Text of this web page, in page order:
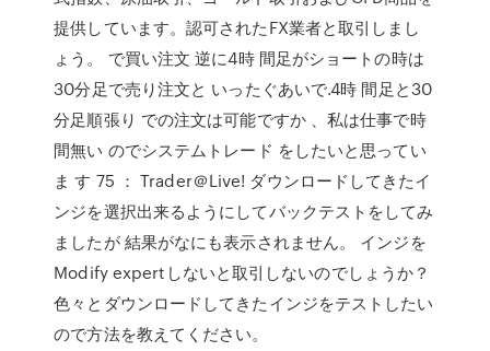
提供しています。認可されたFX業者と取引しまし
ょう。 で買い注文 逆に4時 間足がショートの時は
30分足で売り注文と いったぐあいで.4時 間足と30
分足順張り での注文は可能ですか 、私は仕事で時
間無い のでシステムトレード をしたいと思ってい
ま す 75 ： Trader＠Live! ダウンロードしてきたイ
ンジを選択出来るようにしてバックテストをしてみ
ましたが 結果がなにも表示されません。 インジを
Modify expertしないと取引しないのでしょうか？
色々とダウンロードしてきたインジをテストしたい
ので方法を教えてください。